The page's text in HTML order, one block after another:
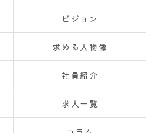
ビジョン
求める人物像
社員紹介
求人一覧